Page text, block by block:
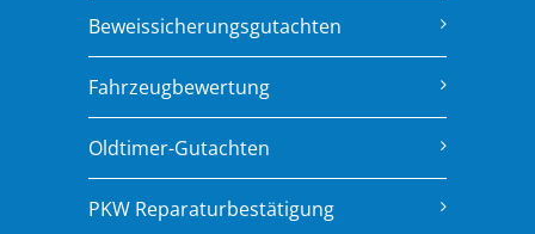
Beweissicherungsgutachten
Fahrzeugbewertung
Oldtimer-Gutachten
PKW Reparaturbestätigung